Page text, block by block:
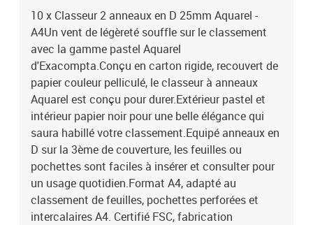
10 x Classeur 2 anneaux en D 25mm Aquarel -
A4Un vent de légèreté souffle sur le classement
avec la gamme pastel Aquarel
d'Exacompta.Conçu en carton rigide, recouvert de
papier couleur pelliculé, le classeur à anneaux
Aquarel est conçu pour durer.Extérieur pastel et
intérieur papier noir pour une belle élégance qui
saura habillé votre classement.Equipé anneaux en
D sur la 3ème de couverture, les feuilles ou
pochettes sont faciles à insérer et consulter pour
un usage quotidien.Format A4, adapté au
classement de feuilles, pochettes perforées et
intercalaires A4. Certifié FSC, fabrication